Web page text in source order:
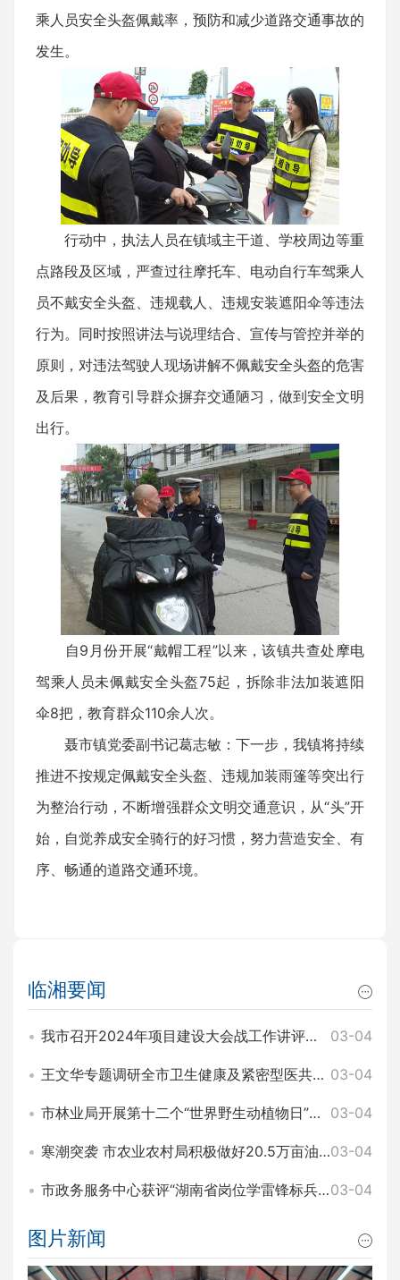
乘人员安全头盔佩戴率，预防和减少道路交通事故的
发生。
行动中，执法人员在镇域主干道、学校周边等重
点路段及区域，严查过往摩托车、电动自行车驾乘人
员不戴安全头盔、违规载人、违规安装遮阳伞等违法
行为。同时按照讲法与说理结合、宣传与管控并举的
原则，对违法驾驶人现场讲解不佩戴安全头盔的危害
及后果，教育引导群众摒弃交通陋习，做到安全文明
出行。
自9月份开展“戴帽工程”以来，该镇共查处摩电
驾乘人员未佩戴安全头盔75起，拆除非法加装遮阳
伞8把，教育群众110余人次。
聂市镇党委副书记葛志敏：下一步，我镇将持续
推进不按规定佩戴安全头盔、违规加装雨篷等突出行
为整治行动，不断增强群众文明交通意识，从“头”开
始，自觉养成安全骑行的好习惯，努力营造安全、有
序、畅通的道路交通环境。
临湘要闻
我市召开2024年项目建设大会战工作讲评暨2025年园区项目建设大会战工作动员会 王文华 刘琦出席 03-04
王文华专题调研全市卫生健康及紧密型医共体建设工作 刘琦参加 03-04
市林业局开展第十二个“世界野生动植物日”主题宣传活动 03-04
寒潮突袭 市农业农村局积极做好20.5万亩油菜田间管理和防寒工作03-04
市政务服务中心获评“湖南省岗位学雷锋标兵集体”称号03-04
图片新闻